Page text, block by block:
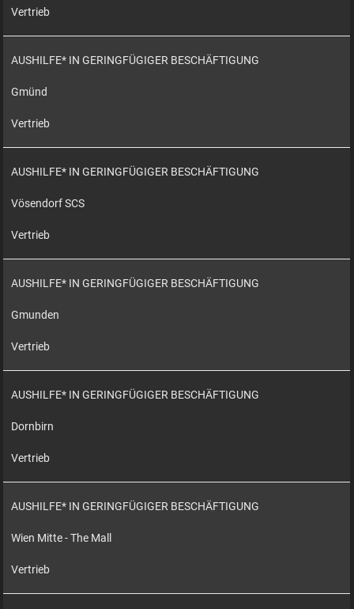
Vertrieb
AUSHILFE* IN GERINGFÜGIGER BESCHÄFTIGUNG
Gmünd
Vertrieb
AUSHILFE* IN GERINGFÜGIGER BESCHÄFTIGUNG
Vösendorf SCS
Vertrieb
AUSHILFE* IN GERINGFÜGIGER BESCHÄFTIGUNG
Gmunden
Vertrieb
AUSHILFE* IN GERINGFÜGIGER BESCHÄFTIGUNG
Dornbirn
Vertrieb
AUSHILFE* IN GERINGFÜGIGER BESCHÄFTIGUNG
Wien Mitte - The Mall
Vertrieb